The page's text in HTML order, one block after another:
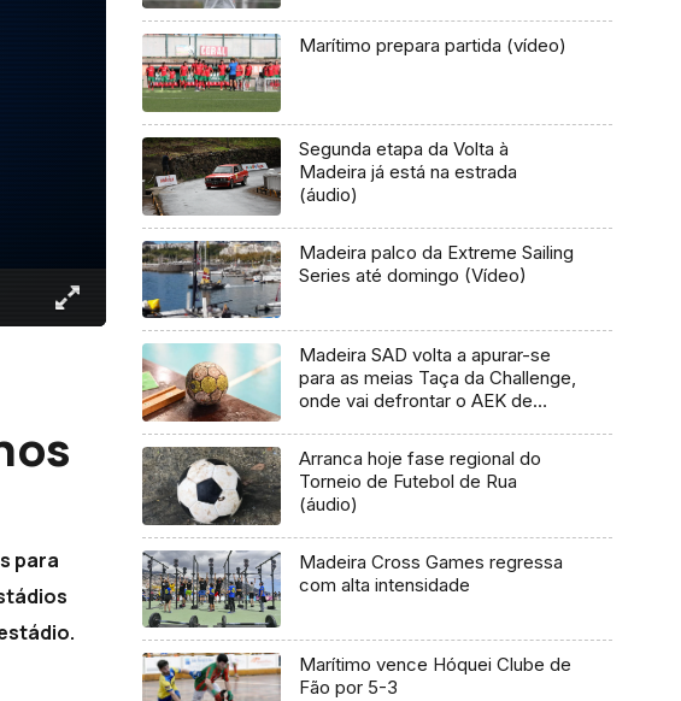
para
Marítimo prepara partida (vídeo)
Segunda etapa da Volta à
Madeira já está na estrada
(áudio)
Madeira palco da Extreme Sailing
Series até domingo (Vídeo)
Madeira SAD volta a apurar-se
para as meias Taça da Challenge,
onde vai defrontar o AEK de
Arranca hoje fase regional do
Torneio de Futebol de Rua
(áudio)
Madeira Cross Games regressa
com alta intensidade
Marítimo vence Hóquei Clube de
Fão por 5-3